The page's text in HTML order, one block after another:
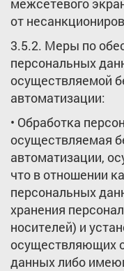
межсетевого
от
3.5.2. Меры по
персональных
осуществляемой
автоматизации:
• Обработка
осуществляемая
автоматизации,
что в отношении
персональных
хранения
носителей) и
осуществляющих
данных либо